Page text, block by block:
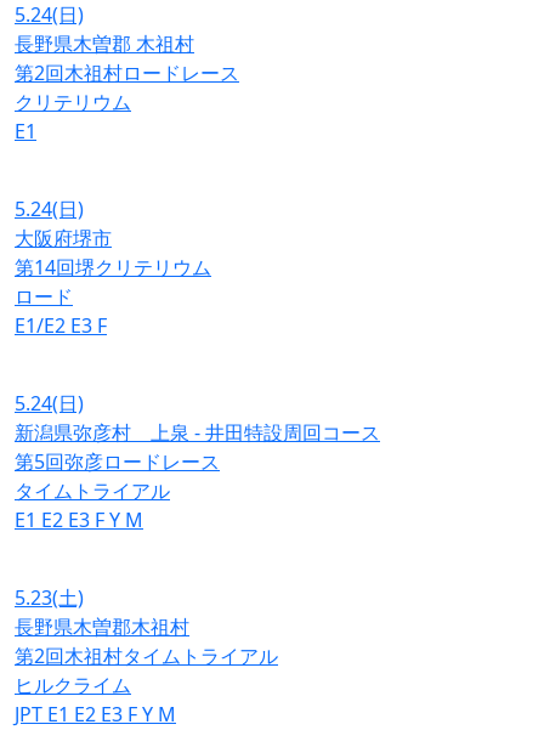
5.24(日)
長野県木曽郡 木祖村
第2回木祖村ロードレース
クリテリウム
E1
5.24(日)
大阪府堺市
第14回堺クリテリウム
ロード
E1/E2 E3 F
5.24(日)
新潟県弥彦村 上泉 - 井田特設周回コース
第5回弥彦ロードレース
タイムトライアル
E1 E2 E3 FY M
5.23(土)
長野県木曽郡木祖村
第2回木祖村タイムトライアル
ヒルクライム
JPT E1 E2 E3 FY M